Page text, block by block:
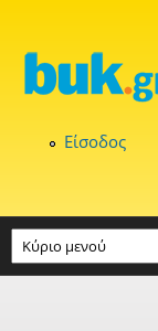
Είσοδος